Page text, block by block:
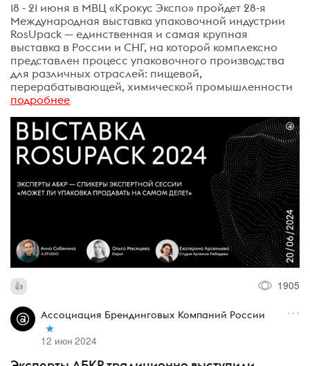
18 - 21 июня в МВЦ «Крокус Экспо» пройдет 28-я
Международная выставка упаковочной индустрии
RosUpack — единственная и самая крупная
выставка в России и СНГ, на которой комплексно
представлен процесс упаковочного производства
для различных отраслей: пищевой,
перерабатывающей, химической промышленности
подробнее
1905
Ассоциация Брендинговых Компаний России
12 июн 2024